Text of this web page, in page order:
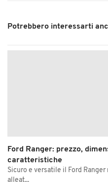
Potrebbero interessarti
Ford Ranger: prezzo,
caratteristiche
Sicuro e versatile il Ford
alleat...